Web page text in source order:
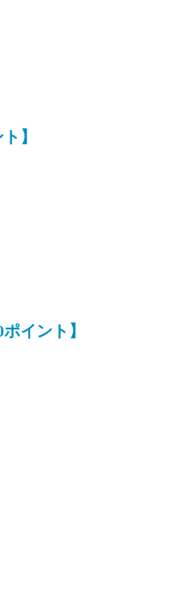
】
イント】